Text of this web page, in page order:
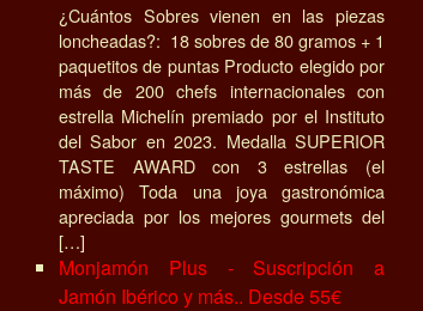
¿Cuántos Sobres vienen en las piezas
loncheadas?: 18 sobres de 80 gramos + 1
paquetitos de puntas Producto elegido por
más de 200 chefs internacionales con
estrella Michelín premiado por el Instituto
del Sabor en 2023. Medalla SUPERIOR
TASTE AWARD con 3 estrellas (el
máximo) Toda una joya gastronómica
apreciada por los mejores gourmets del
[…]
Monjamón Plus - Suscripción a
Jamón Ibérico y más.. Desde 55€